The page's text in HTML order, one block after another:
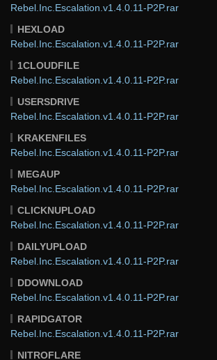
Rebel.Inc.Escalation.v1.4.0.11-P2P.rar
HEXLOAD
Rebel.Inc.Escalation.v1.4.0.11-P2P.rar
1CLOUDFILE
Rebel.Inc.Escalation.v1.4.0.11-P2P.rar
USERSDRIVE
Rebel.Inc.Escalation.v1.4.0.11-P2P.rar
KRAKENFILES
Rebel.Inc.Escalation.v1.4.0.11-P2P.rar
MEGAUP
Rebel.Inc.Escalation.v1.4.0.11-P2P.rar
CLICKNUPLOAD
Rebel.Inc.Escalation.v1.4.0.11-P2P.rar
DAILYUPLOAD
Rebel.Inc.Escalation.v1.4.0.11-P2P.rar
DDOWNLOAD
Rebel.Inc.Escalation.v1.4.0.11-P2P.rar
RAPIDGATOR
Rebel.Inc.Escalation.v1.4.0.11-P2P.rar
NITROFLARE